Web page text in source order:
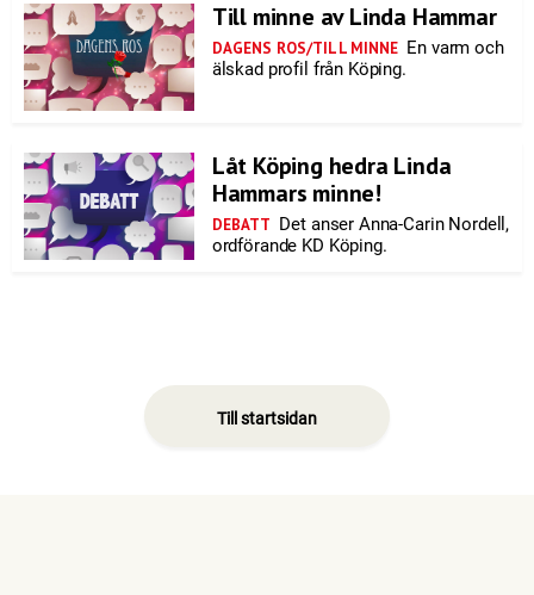
Till minne av Linda Hammar
DAGENS ROS/TILL MINNE En varm och
älskad profil från Köping.
Låt Köping hedra Linda
Hammars minne!
DEBATT Det anser Anna-Carin Nordell,
ordförande KD Köping.
Till startsidan